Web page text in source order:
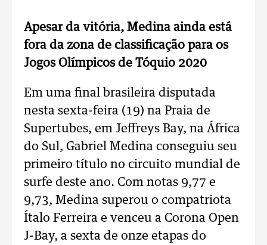
Apesar da vitória, Medina ainda está
fora da zona de classificação para os
Jogos Olímpicos de Tóquio 2020
Em uma final brasileira disputada
nesta sexta-feira (19) na Praia de
Supertubes, em Jeffreys Bay, na África
do Sul, Gabriel Medina conseguiu seu
primeiro título no circuito mundial de
surfe deste ano. Com notas 9,77 e
9,73, Medina superou o compatriota
Ítalo Ferreira e venceu a Corona Open
J-Bay, a sexta de onze etapas do